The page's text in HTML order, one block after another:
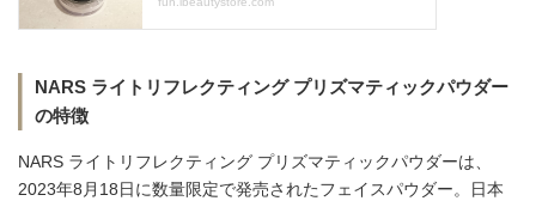
NARS ライトリフレクティング プリズマティックパウダー
の特徴
NARS ライトリフレクティング プリズマティックパウダーは、
2023年8月18日に数量限定で発売されたフェイスパウダー。日本